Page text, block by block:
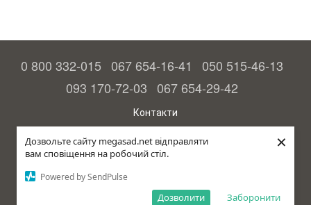
Дозвольте сайту megasad.net відправляти
вам сповіщення на робочий стіл.
Powered by SendPulse
Заборонити
Дозволити
×
0 800 332-015 067 654-16-41
050 515-46-13
093 170-72-03 067 654-29-42
Контакти
Повна версія сайту
© 2015—2026
Megasad – гарантія високого врожаю
рус (країна-терорист)